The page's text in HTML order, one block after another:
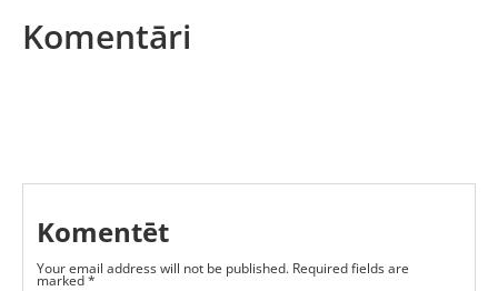
Komentāri
Komentēt
Your email address will not be published. Required fields are
marked*